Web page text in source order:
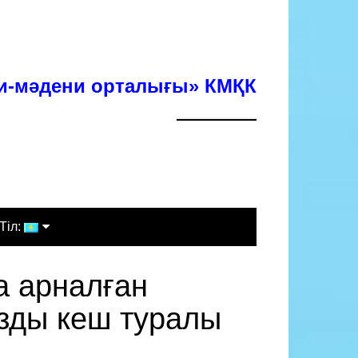
мәдени орталығы» КМҚК
Тіл:
Русский
Englishкеш туралы